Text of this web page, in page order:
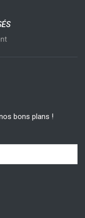
bons plans !